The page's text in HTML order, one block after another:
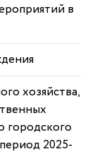
в
хозяйства,
городского
2025-